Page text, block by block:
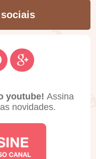
youtube! Assina
novidades.